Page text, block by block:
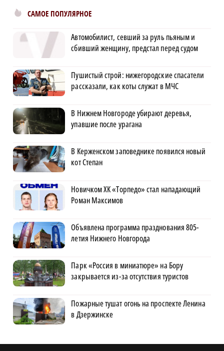
САМОЕ ПОПУЛЯРНОЕ
Автомобилист, севший за руль пьяным и
сбивший женщину, предстал перед судом
Пушистый строй: нижегородские спасатели
рассказали, как коты служат в МЧС
В Нижнем Новгороде убирают деревья,
упавшие после урагана
В Керженском заповеднике появился новый
кот Степан
Новичком ХК «Торпедо» стал нападающий
Роман Максимов
Объявлена программа празднования 805-
летия Нижнего Новгорода
Парк «Россия в миниатюре» на Бору
закрывается из-за отсутствия туристов
Пожарные тушат огонь на проспекте Ленина
в Дзержинске